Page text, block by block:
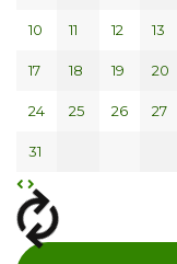
10 11 12 13
17 18 19 20
24 25 26 27
31